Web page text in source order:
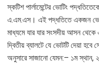
স্কটিশ পার্লামেন্টের ভোটিং
এ.এম.এস। এই পদ্ধতিতে একজন
মাধ্যমে যার যার সংসদীয় আসন থেকে
দ্বিতীয় ব্যালটে যে ভোটটি দেয়া
অনুসারে সাজানো যেমন:– ১ম স্থান,